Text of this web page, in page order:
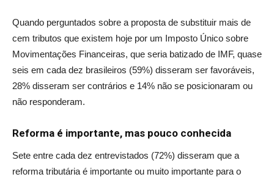
Quando perguntados sobre a proposta de substituir mais de
cem tributos que existem hoje por um Imposto Único sobre
Movimentações Financeiras, que seria batizado de IMF, quase
seis em cada dez brasileiros (59%) disseram ser favoráveis,
28% disseram ser contrários e 14% não se posicionaram ou
não responderam.
Reforma é importante, mas pouco conhecida
Sete entre cada dez entrevistados (72%) disseram que a
reforma tributária é importante ou muito importante para o